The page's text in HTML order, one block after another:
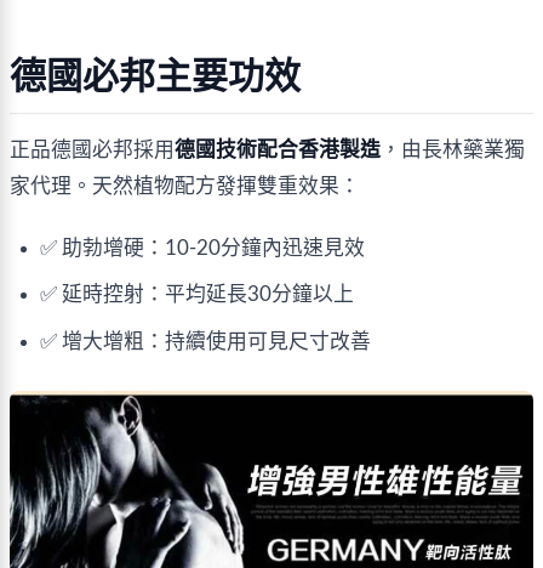
德國必邦主要功效
正品德國必邦採用德國技術配合香港製造 ，由長林藥業獨
家代理。天然植物配方發揮雙重效果：
✅ 助勃增硬：10-20分鐘內迅速見效
✅ 延時控射：平均延長30分鐘以上
✅ 增大增粗：持續使用可見尺寸改善